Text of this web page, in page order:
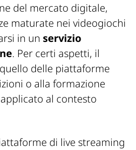
del mercato digitale,
maturate nei videogiochi
in un servizio
. Per certi aspetti, il
delle piattaforme
o alla formazione
al contesto
di live streaming